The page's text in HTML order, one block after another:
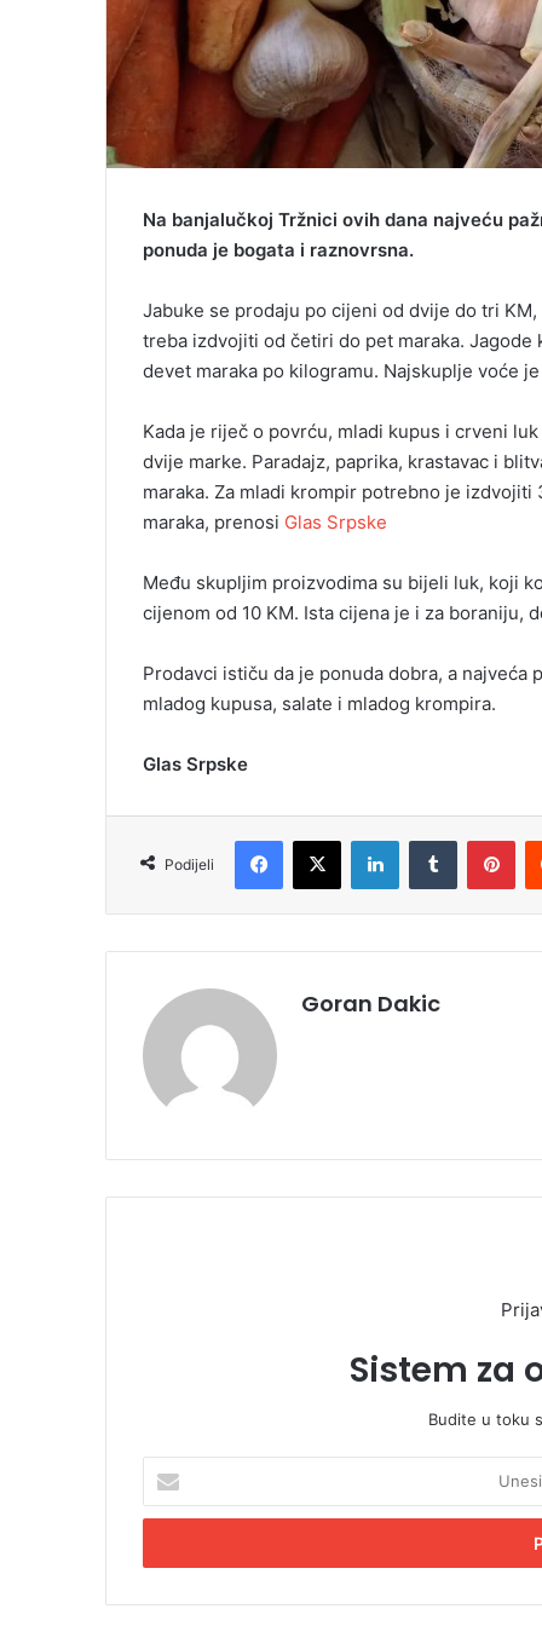
Na banjalučkoj Tržnici ovih dana najveću
ponuda je bogata i raznovrsna.
Jabuke se prodaju po cijeni od dvije do tri
treba izdvojiti od četiri do pet maraka. Jagode
devet maraka po kilogramu. Najskuplje voće
Kada je riječ o povrću, mladi kupus i crveni
dvije marke. Paradajz, paprika, krastavac i
maraka. Za mladi krompir potrebno je
maraka, prenosi Glas Srpske
Među skupljim proizvodima su bijeli luk, koji
cijenom od 10 KM. Ista cijena je i za boraniju,
Prodavci ističu da je ponuda dobra, a najveća
mladog kupusa, salate i mladog krompira.
Glas Srpske
Podijeli
Goran Dakic
Sistem za
Budite u toku
e
i